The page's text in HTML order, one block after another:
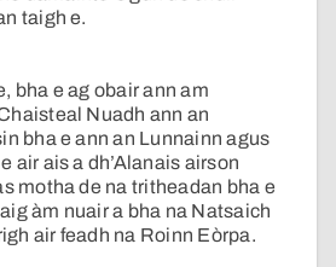
taigh e.
bha e ag obair ann am
Nuadh ann an
bha e ann an Lunnainn agus
air ais a dh’Alanais airson
motha de na tritheadan bha e
àm nuair a bha na Natsaich
air feadh na Roinn Eòrpa.